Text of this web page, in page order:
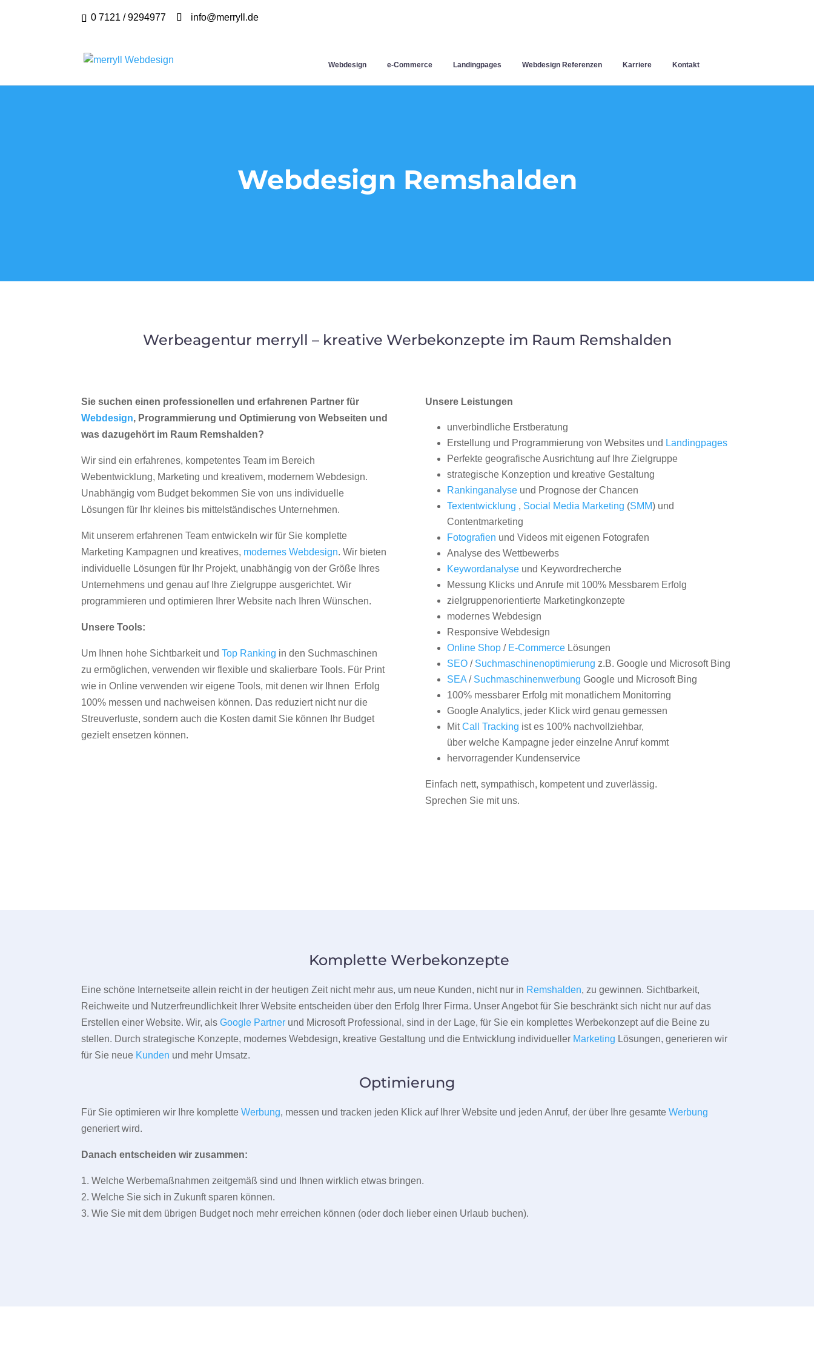
0 7121 / 9294977 info@merryll.de
Webdesign e-Commerce Landingpages Webdesign Referenzen Karriere Kontakt
Webdesign Remshalden
Werbeagentur merryll – kreative Werbekonzepte im Raum Remshalden
Sie suchen einen professionellen und erfahrenen Partner für
Webdesign, Programmierung und Optimierung von Webseiten und
was dazugehört im Raum Remshalden?
Wir sind ein erfahrenes, kompetentes Team im Bereich
Webentwicklung, Marketing und kreativem, modernem Webdesign.
Unabhängig vom Budget bekommen Sie von uns individuelle
Lösungen für Ihr kleines bis mittelständisches Unternehmen.
Mit unserem erfahrenen Team entwickeln wir für Sie komplette
Marketing Kampagnen und kreatives, modernes Webdesign. Wir bieten
individuelle Lösungen für Ihr Projekt, unabhängig von der Größe Ihres
Unternehmens und genau auf Ihre Zielgruppe ausgerichtet. Wir
programmieren und optimieren Ihrer Website nach Ihren Wünschen.
Unsere Tools:
Um Ihnen hohe Sichtbarkeit undTop Ranking in den Suchmaschinen
zu ermöglichen, verwenden wir flexible und skalierbare Tools. Für Print
wie in Online verwenden wir eigene Tools, mit denen wir Ihnen Erfolg
100% messen und nachweisen können. Das reduziert nicht nur die
Streuverluste, sondern auch die Kosten damit Sie können Ihr Budget
gezielt ensetzen können.
Unsere Leistungen
unverbindliche Erstberatung
Erstellung und Programmierung von Websites und Landingpages
Perfekte geografische Ausrichtung auf Ihre Zielgruppe
strategische Konzeption und kreative Gestaltung
Rankinganalyseund Prognose der Chancen
Textentwicklung , Social Media Marketing (SMM) und
Contentmarketing
Fotografien und Videos mit eigenen Fotografen
Analyse des Wettbewerbs
Keywordanalyseund Keywordrecherche
Messung Klicks und Anrufe mit 100% Messbarem Erfolg
zielgruppenorientierte Marketingkonzepte
modernes Webdesign
Responsive Webdesign
Online Shop/ E-CommerceLösungen
SEO/ Suchmaschinenoptimierung z.B. Google und Microsoft Bing
SEA/ Suchmaschinenwerbung Google und Microsoft Bing
100% messbarer Erfolg mit monatlichem Monitorring
Google Analytics, jeder Klick wird genau gemessen
MitCall Tracking ist es 100% nachvollziehbar,
über welche Kampagne jeder einzelne Anruf kommt
hervorragender Kundenservice
Einfach nett, sympathisch, kompetent und zuverlässig.
Sprechen Sie mit uns.
Komplette Werbekonzepte
Eine schöne Internetseite allein reicht in der heutigen Zeit nicht mehr aus, um neue Kunden, nicht nur in Remshalden, zu gewinnen. Sichtbarkeit,
Reichweite und Nutzerfreundlichkeit Ihrer Website entscheiden über den Erfolg Ihrer Firma. Unser Angebot für Sie beschränkt sich nicht nur auf das
Erstellen einer Website. Wir, alsGoogle Partner und Microsoft Professional, sind in der Lage, für Sie ein komplettes Werbekonzept auf die Beine zu
stellen. Durch strategische Konzepte, modernes Webdesign, kreative Gestaltung und die Entwicklung individueller Marketing Lösungen, generieren wir
für Sie neue Kunden und mehr Umsatz.
Optimierung
Für Sie optimieren wir Ihre kompletteWerbung, messen und tracken jeden Klick auf Ihrer Website und jeden Anruf, der über Ihre gesamteWerbung
generiert wird.
Danach entscheiden wir zusammen:
1. Welche Werbemaßnahmen zeitgemäß sind und Ihnen wirklich etwas bringen.
2. Welche Sie sich in Zukunft sparen können.
3. Wie Sie mit dem übrigen Budget noch mehr erreichen können (oder doch lieber einen Urlaub buchen).